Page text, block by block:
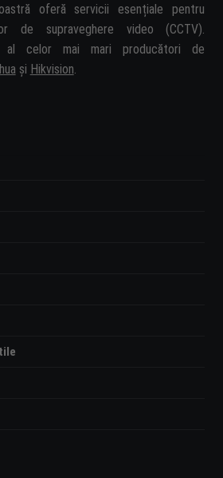
oferă servicii esențiale pentru
de supraveghere video (CCTV).
al celor mai mari producători de
și Hikvision.